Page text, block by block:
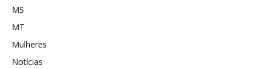
MS
MT
Mulheres
Notícias